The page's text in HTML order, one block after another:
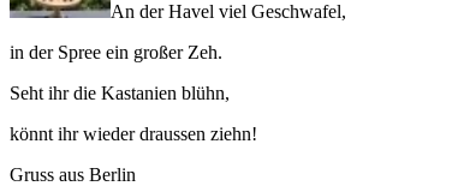
An der Havel viel Geschwafel,
in der Spree ein großer Zeh.
Seht ihr die Kastanien blühn,
könnt ihr wieder draussen ziehn!
Gruss aus Berlin